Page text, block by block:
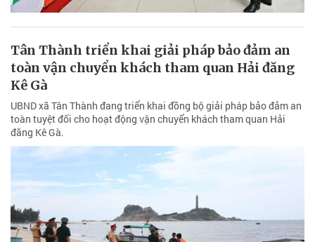
Tân Thành triển khai giải pháp bảo đảm an
toàn vận chuyển khách tham quan Hải đăng
Kê Gà
UBND xã Tân Thành đang triển khai đồng bộ giải pháp bảo đảm an
toàn tuyệt đối cho hoạt động vận chuyển khách tham quan Hải
đăng Kê Gà.